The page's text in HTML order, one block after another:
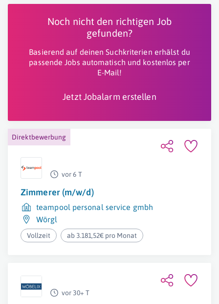
Noch nicht den richtigen Job
gefunden?
Basierend auf deinen Suchkriterien erhälst du
passende Jobs automatisch und kostenlos per
E-Mail!
Jetzt Jobalarm erstellen
Direktbewerbung
vor 6 T
Zimmerer (m/w/d)
teampool personal service gmbh
Wörgl
Vollzeit ab 3.181,52€ pro Monat
vor 30+ T